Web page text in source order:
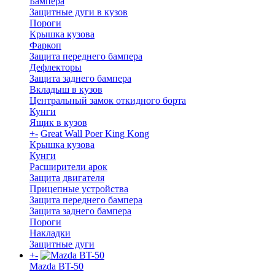
Защитные дуги в кузов
Пороги
Крышка кузова
Фаркоп
Защита переднего бампера
Дефлекторы
Защита заднего бампера
Вкладыш в кузов
Центральный замок откидного борта
Кунги
Ящик в кузов
+- Great Wall Poer King Kong
Крышка кузова
Кунги
Расширители арок
Защита двигателя
Прицепные устройства
Защита переднего бампера
Защита заднего бампера
Пороги
Накладки
Защитные дуги
+-
Mazda BT-50